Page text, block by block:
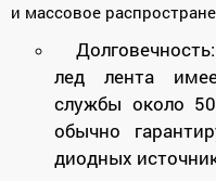
и массовое
лед лента
службы около
обычно
диодных